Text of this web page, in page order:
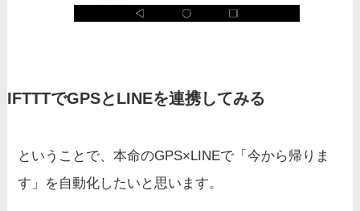
IFTTTでGPSとLINEを連携してみる
ということで、本命のGPS×LINEで「今から帰りま
す」を自動化したいと思います。